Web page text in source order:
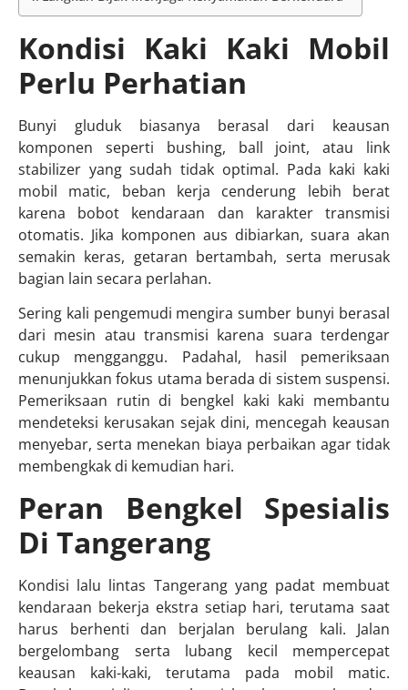
Kondisi Kaki Kaki Mobil
Perlu Perhatian
Bunyi gluduk biasanya berasal dari keausan
komponen seperti bushing, ball joint, atau link
stabilizer yang sudah tidak optimal. Pada kaki kaki
mobil matic, beban kerja cenderung lebih berat
karena bobot kendaraan dan karakter transmisi
otomatis. Jika komponen aus dibiarkan, suara akan
semakin keras, getaran bertambah, serta merusak
bagian lain secara perlahan.
Sering kali pengemudi mengira sumber bunyi berasal
dari mesin atau transmisi karena suara terdengar
cukup mengganggu. Padahal, hasil pemeriksaan
menunjukkan fokus utama berada di sistem suspensi.
Pemeriksaan rutin di bengkel kaki kaki membantu
mendeteksi kerusakan sejak dini, mencegah keausan
menyebar, serta menekan biaya perbaikan agar tidak
membengkak di kemudian hari.
Peran Bengkel Spesialis
Di Tangerang
Kondisi lalu lintas Tangerang yang padat membuat
kendaraan bekerja ekstra setiap hari, terutama saat
harus berhenti dan berjalan berulang kali. Jalan
bergelombang serta lubang kecil mempercepat
keausan kaki-kaki, terutama pada mobil matic.